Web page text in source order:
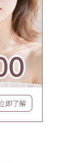
即了解